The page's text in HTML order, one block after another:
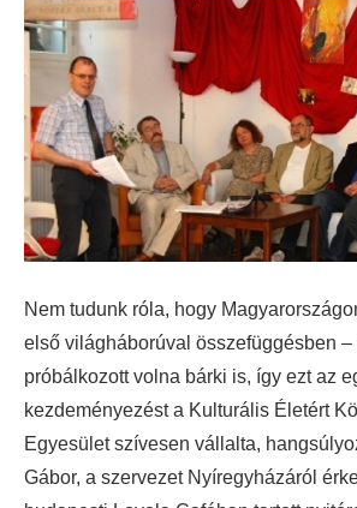
Nem tudunk róla, hogy
első világháborúval összefüggésben –
próbálkozott volna bárki is, így ezt az
kezdeményezést a Kulturális Életért
Egyesület szívesen vállalta,
Gábor, a szervezet Nyíregyházáról